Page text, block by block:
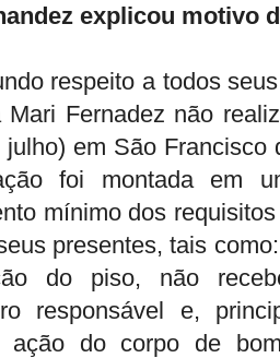
explicou motivo
respeito a todos
Mari Fernadez não
em São Francisco
foi montada em
mínimo dos
presentes, tais
do piso, não
responsável e,
ação do corpo de